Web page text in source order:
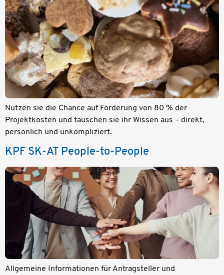
Nutzen sie die Chance auf Förderung von 80 % der
Projektkosten und tauschen sie ihr Wissen aus – direkt,
persönlich und unkompliziert.
KPF SK-AT People-to-People
Allgemeine Informationen für Antragsteller und